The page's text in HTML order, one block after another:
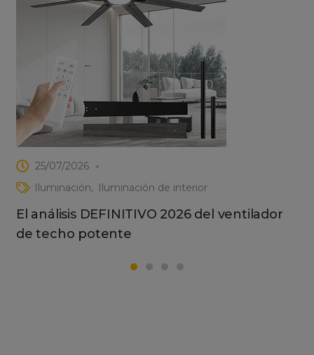
25/07/2026
Iluminación
Iluminación de interior
El análisis DEFINITIVO 2026 del ventilador
de techo potente